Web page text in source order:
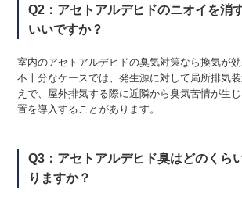
Q2：アセトアルデヒドのニオイを消
いいですか？
室内のアセトアルデヒドの臭気対策なら換気が
不十分なケースでは、発生源に対して局所排気
えで、屋外排気する際に近隣から臭気苦情が生
置を導入することがあります。
Q3：アセトアルデヒド臭はどのくら
りますか？